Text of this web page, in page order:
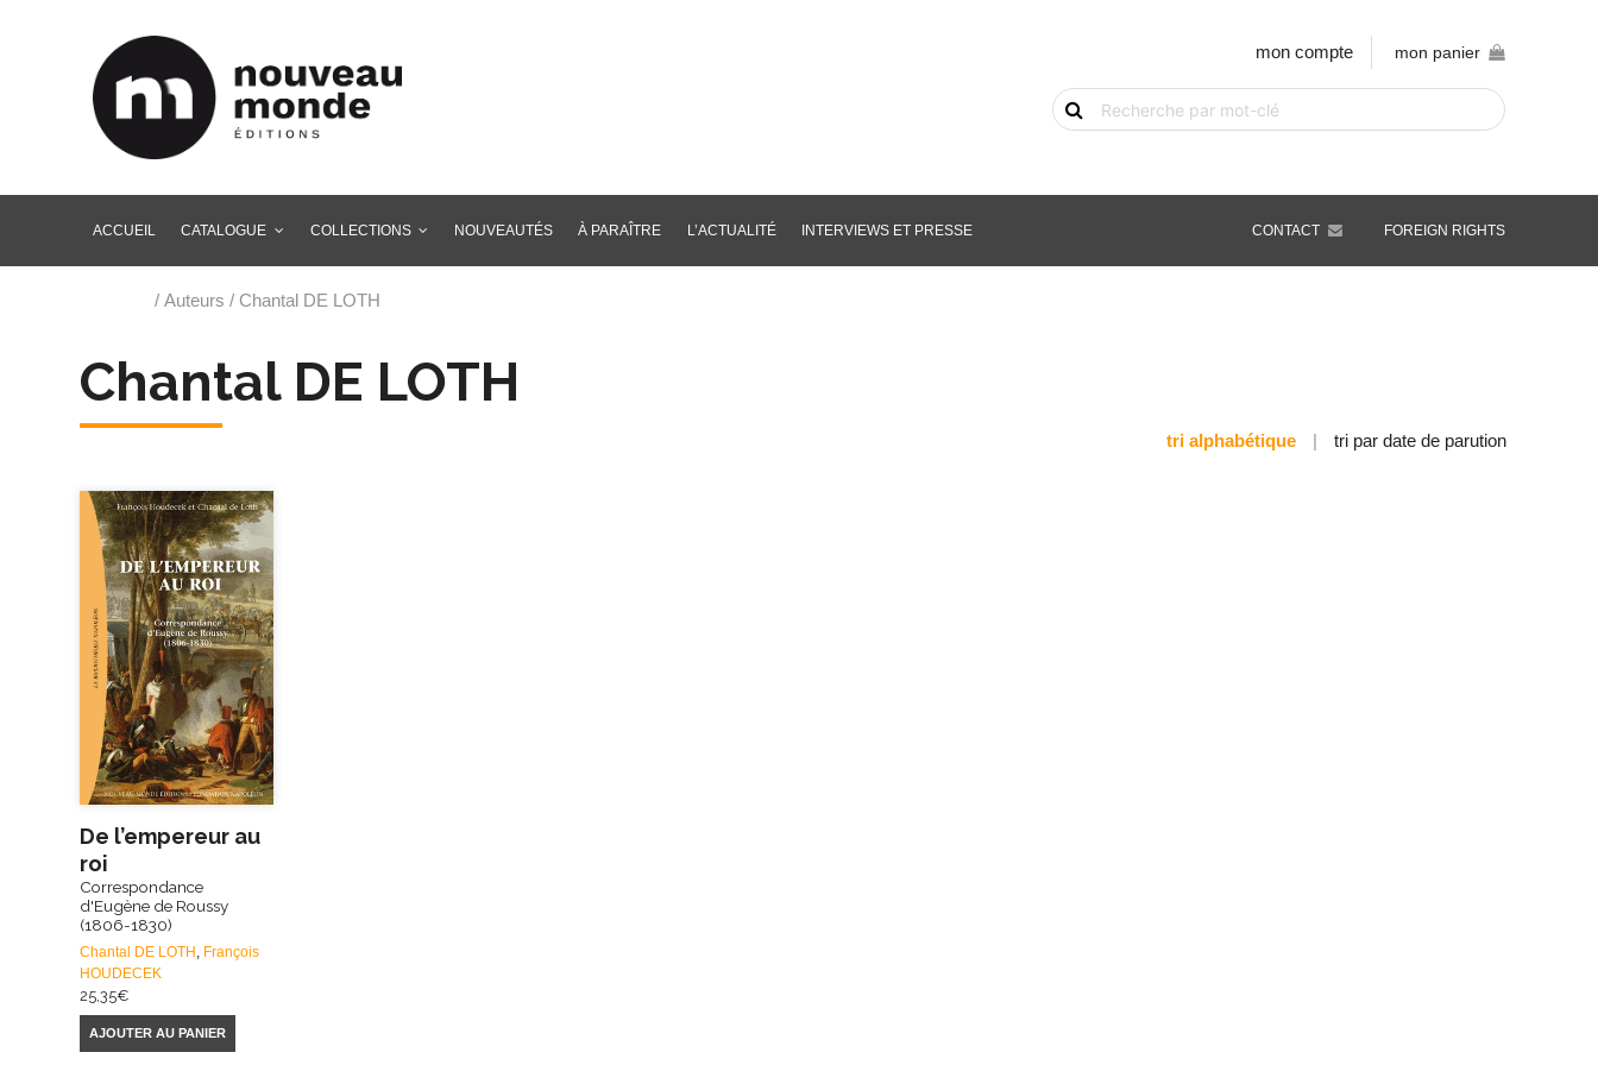
mon compte mon panier
Recherche
de
ACCUEIL
CATALOGUE COLLECTIONS NOUVEAUTÉS À PARAÎTRE L’ACTUALITÉ INTERVIEWS ET PRESSE FOREIGN RIGHTS
CONTACT
/ Auteurs / Chantal DE LOTH
Chantal DE LOTH
tri alphabétique | tri par date de parution
De l’empereur au
roi
Correspondance
d'Eugène de Roussy
(1806-1830)
Chantal DE LOTH , François
HOUDECEK
25,35€
AJOUTER AU PANIER